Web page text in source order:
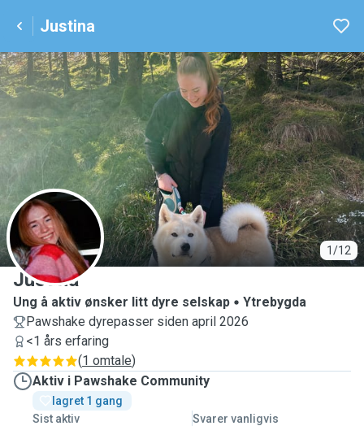
Justina
1/12
J
Justina
Ung å aktiv ønsker litt dyre selskap
Ytrebygda
Pawshake dyrepasser siden april 2026
<1 års erfaring
(1 omtale)
Aktiv i Pawshake Community
lagret 1 gang
Sist aktiv
Svarer vanligvis